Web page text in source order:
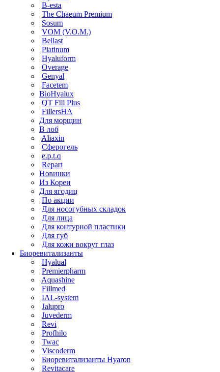
B-esta
The Chaeum Premium
Sosum
VOM (V.O.M.)
Bellast
Platinum
Hyaluform
Overage
Genyal
Facetem
BioHyalux
QT Fill Plus
FillersHA
Для морщин
В лоб
Aliaxin
Сферогель
e.p.t.q
Repart
Новинки
Из Кореи
Для ягодиц
По акции
Для носогубных складок
Для лица
Для контурной пластики
Для губ
Для кожи вокруг глаз
Биоревитализанты
Hyalual
Premierpharm
Aquashine
Fillmed
IAL-system
Jalupro
Juvederm
Revi
Profhilo
Twac
Viscoderm
Биоревитализанты Hyaron
Revitacare